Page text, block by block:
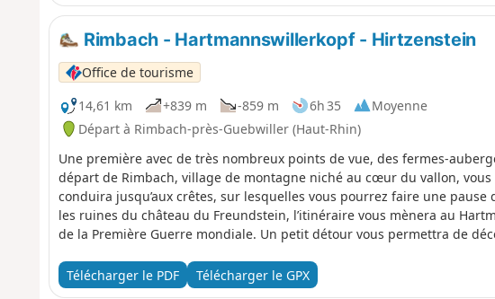
Rimbach - Hartmannswillerkopf - Hirtzenstein
Office de tourisme
14,61 km
+839 m -859 m 6h 35
Moyenne
Départ à Rimbach-près-Guebwiller (Haut-Rhin)
Une première avec de très nombreux points de vue, des fermes-
départ de Rimbach, village de montagne niché au cœur du vallon,
conduira jusqu’aux crêtes, sur lesquelles vous pourrez faire une
les ruines du château du Freundstein, l’itinéraire vous mènera au
de la Première Guerre mondiale. Un petit détour vous permettra de
Télécharger le PDF
Télécharger le GPX